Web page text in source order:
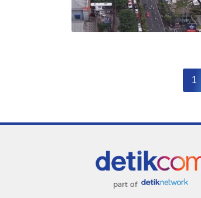
1
part of